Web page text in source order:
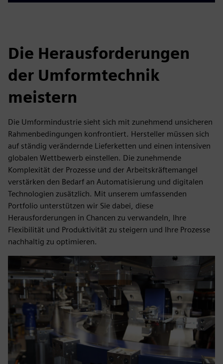
Die Herausforderungen
der Umformtechnik
meistern
Die Umformindustrie sieht sich mit zunehmend unsicheren
Rahmenbedingungen konfrontiert. Hersteller müssen sich
auf ständig verändernde Lieferketten und einen intensiven
globalen Wettbewerb einstellen. Die zunehmende
Komplexität der Prozesse und der Arbeitskräftemangel
verstärken den Bedarf an Automatisierung und digitalen
Technologien zusätzlich. Mit unserem umfassenden
Portfolio unterstützen wir Sie dabei, diese
Herausforderungen in Chancen zu verwandeln, Ihre
Flexibilität und Produktivität zu steigern und Ihre Prozesse
nachhaltig zu optimieren.